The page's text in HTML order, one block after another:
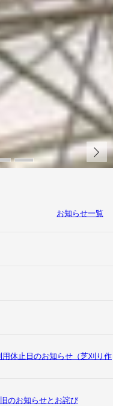
お知らせ一覧
休止日のお知らせ（芝刈り作
のお知らせとお詫び